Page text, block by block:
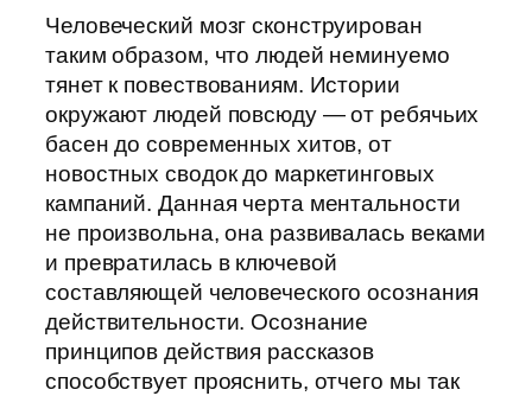
Человеческий мозг сконструирован
таким образом, что людей неминуемо
тянет к повествованиям. Истории
окружают людей повсюду — от ребячьих
басен до современных хитов, от
новостных сводок до маркетинговых
кампаний. Данная черта ментальности
не произвольна, она развивалась веками
и превратилась в ключевой
составляющей человеческого осознания
действительности. Осознание
принципов действия рассказов
способствует прояснить, отчего мы так